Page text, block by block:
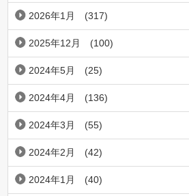
2026年1月 (317)
2025年12月 (100)
2024年5月 (25)
2024年4月 (136)
2024年3月 (55)
2024年2月 (42)
2024年1月 (40)